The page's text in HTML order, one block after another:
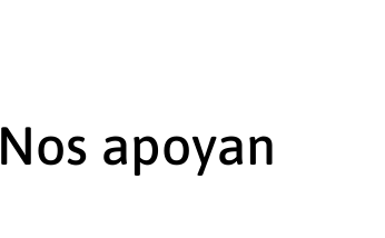
Nos apoyan